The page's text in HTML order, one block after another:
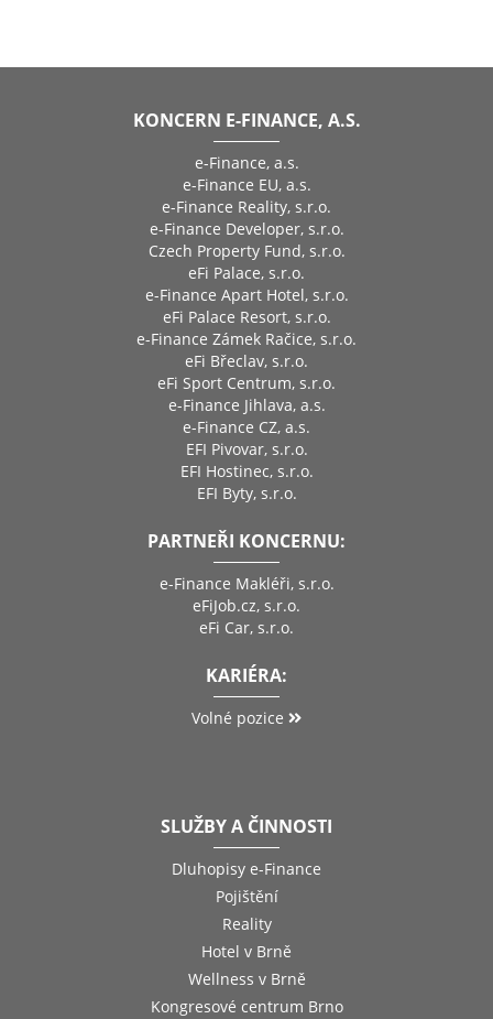
KONCERN E-FINANCE, A.S.
e-Finance, a.s.
e-Finance EU, a.s.
e-Finance Reality, s.r.o.
e-Finance Developer, s.r.o.
Czech Property Fund, s.r.o.
eFi Palace, s.r.o.
e-Finance Apart Hotel, s.r.o.
eFi Palace Resort, s.r.o.
e-Finance Zámek Račice, s.r.o.
eFi Břeclav, s.r.o.
eFi Sport Centrum, s.r.o.
e-Finance Jihlava, a.s.
e-Finance CZ, a.s.
EFI Pivovar, s.r.o.
EFI Hostinec, s.r.o.
EFI Byty, s.r.o.
PARTNEŘI KONCERNU:
e-Finance Makléři, s.r.o.
eFiJob.cz, s.r.o.
eFi Car, s.r.o.
KARIÉRA:
Volné pozice
SLUŽBY A ČINNOSTI
Dluhopisy e-Finance
Pojištění
Reality
Hotel v Brně
Wellness v Brně
Kongresové centrum Brno